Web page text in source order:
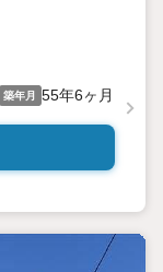
築年月 55年6ヶ月